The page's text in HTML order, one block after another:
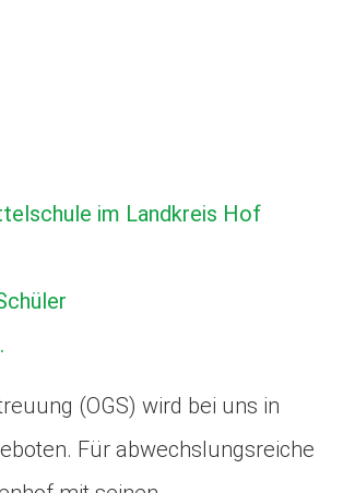
im Landkreis Hof
(OGS) wird bei uns in
Für abwechslungsreiche